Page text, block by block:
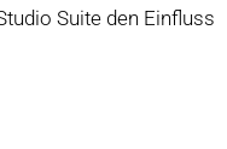
Suite den Einfluss